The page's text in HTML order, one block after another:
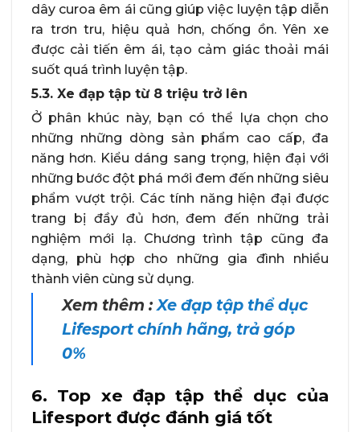
dây curoa êm ái cũng giúp việc luyện tập diễn
ra trơn tru, hiệu quả hơn, chống ồn. Yên xe
được cải tiến êm ái, tạo cảm giác thoải mái
suốt quá trình luyện tập.
5.3. Xe đạp tập từ 8 triệu trở lên
Ở phân khúc này, bạn có thể lựa chọn cho
những những dòng sản phẩm cao cấp, đa
năng hơn. Kiểu dáng sang trọng, hiện đại với
những bước đột phá mới đem đến những siêu
phẩm vượt trội. Các tính năng hiện đại được
trang bị đầy đủ hơn, đem đến những trải
nghiệm mới lạ. Chương trình tập cũng đa
dạng, phù hợp cho những gia đình nhiều
thành viên cùng sử dụng.
Xem thêm : Xe đạp tập thể dục
Lifesport chính hãng, trả góp
0%
6. Top xe đạp tập thể dục của
Lifesport được đánh giá tốt